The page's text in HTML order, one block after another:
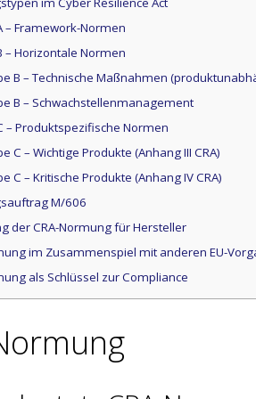
– Framework-Normen
– Horizontale Normen
B – Technische Maßnahmen
B – Schwachstellenmanagement
– Produktspezifische Normen
C – Wichtige Produkte (Anhang III CRA)
C – Kritische Produkte (Anhang IV CRA)
M/606
der CRA-Normung für Hersteller
im Zusammenspiel mit anderen EU-
als Schlüssel zur Compliance